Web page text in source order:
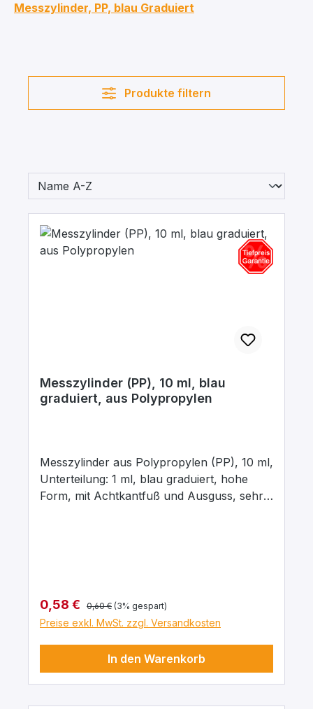
Messzylinder, PP, blau Graduiert
Produkte filtern
Messzylinder (PP), 10 ml, blau
graduiert, aus Polypropylen
Messzylinder aus Polypropylen (PP), 10 ml,
Unterteilung: 1 ml, blau graduiert, hohe
Form, mit Achtkantfuß und Ausguss, sehr
der Toleranzgrenze.
Verkaufspreis:
0,58 € Regulärer Preis:
0,60 € (3% gespart)
Preise exkl. MwSt. zzgl. Versandkosten
In den Warenkorb